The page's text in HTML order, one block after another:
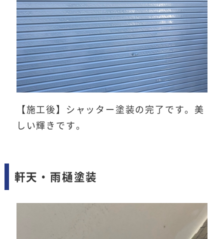
【施工後】シャッター塗装の完了です。美
しい輝きです。
軒天・雨樋塗装